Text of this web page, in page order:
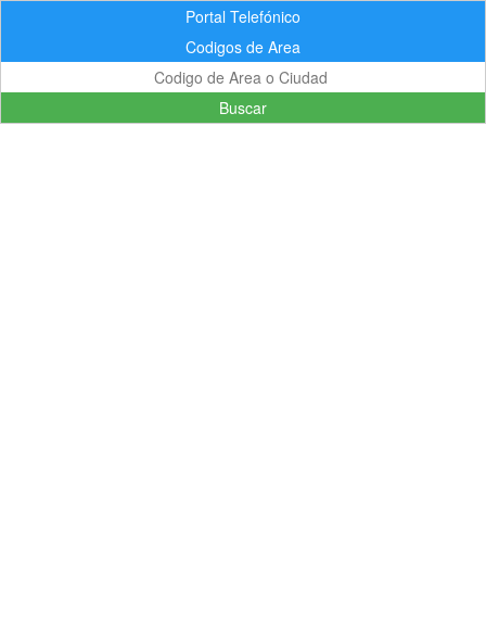
Portal Telefónico
Codigos de Area
Buscar